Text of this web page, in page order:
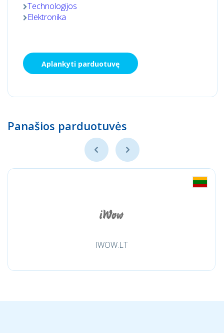
Technologijos
Elektronika
Aplankyti parduotuvę
Panašios parduotuvės
IWOW.LT